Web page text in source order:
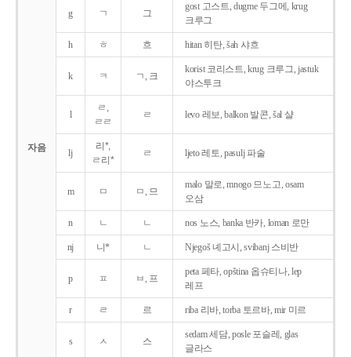
자음
g ㄱ 그
gost 고스트, dugme 두그메, krug
크루그
h ㅎ 흐 hitan 히탄, šah 샤흐
k ㅋ ㄱ, 크
korist 코리스트, krug 크루그, jastuk
야스투크
l
ㄹ,
ㄹㄹ
ㄹ levo 레보, balkon 발콘, šal 샬
lj
리*,
ㄹ리*
ㄹ ljeto 레토, pasulj 파술
m ㅁ ㅁ, 므
malo 말로, mnogo 므노고, osam
오삼
n ㄴ ㄴ nos 노스, banka 반카, loman 로만
nj 니* ㄴ Njegoš 녜고시, svibanj 스비반
p ㅍ ㅂ, 프
peta 페타, opština 옵슈티나, lep
레프
r ㄹ 르 riba 리바, torba 토르바, mir 미르
s ㅅ 스
sedam 세담, posle 포슬레, glas
글라스